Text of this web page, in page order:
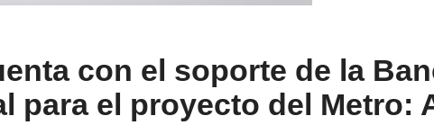
con el soporte de la
para el proyecto del Metro: